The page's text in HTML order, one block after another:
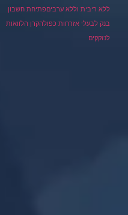
ללא ריבית וללא ערביםפתיחת חשבון
בנק לבעלי אזרחות כפולהקרן הלוואות
לנזקקים